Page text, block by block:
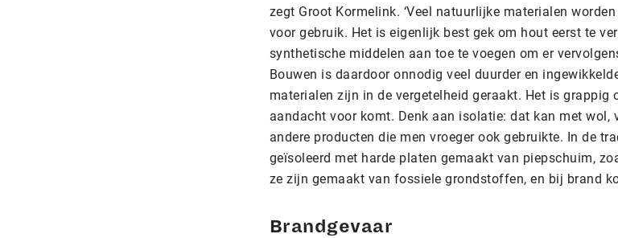
zegt Groot Kormelink. ‘Veel natuurlijke materialen
voor gebruik. Het is eigenlijk best gek om hout eerst te
synthetische middelen aan toe te voegen om er
Bouwen is daardoor onnodig veel duurder en
materialen zijn in de vergetelheid geraakt. Het is grappig
aandacht voor komt. Denk aan isolatie: dat kan met wol,
andere producten die men vroeger ook gebruikte. In de
geïsoleerd met harde platen gemaakt van piepschuim,
ze zijn gemaakt van fossiele grondstoffen, en bij brand
Brandgevaar